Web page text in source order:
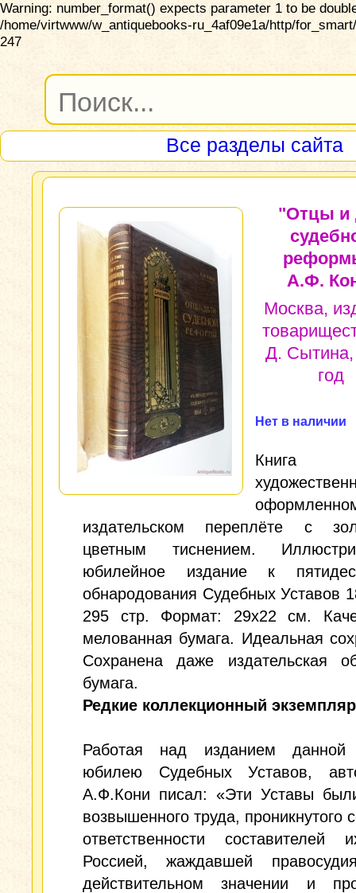
Warning: number_format() expects parameter 1 to be
/home/virtwww/w_antiquebooks-ru_4af09e1a/http/
247
Все разделы сайта
"Отцы и
А.Ф.
Москва,
Д. Сытина,
год
Нет в наличии
издательском переплёте с
цветным тиснением.
юбилейное издание к
обнародования Судебных Уставов
295 стр. Формат: 29х22 см.
мелованная бумага. Идеальная
Сохранена даже издательская
бумага.
Редкие коллекционный
Работая над изданием
юбилею Судебных Уставов,
А.Ф.Кони писал: «Эти Уставы
возвышенного труда, проникнутого
ответственности составителей
Россией, жаждавшей
действительном значении и